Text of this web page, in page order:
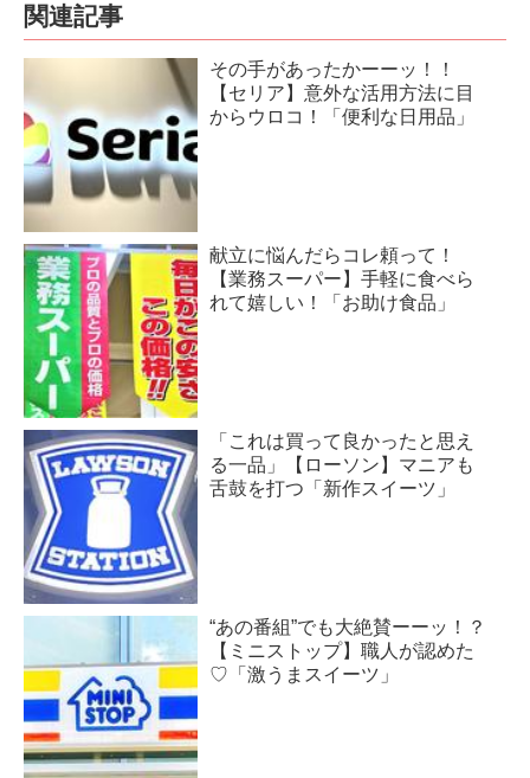
関連記事
その手があったかーーッ！！
【セリア】意外な活用方法に目
からウロコ！「便利な日用品」
献立に悩んだらコレ頼って！
【業務スーパー】手軽に食べら
れて嬉しい！「お助け食品」
「これは買って良かったと思え
る一品」【ローソン】マニアも
舌鼓を打つ「新作スイーツ」
“あの番組”でも大絶賛ーーッ！？
【ミニストップ】職人が認めた
♡「激うまスイーツ」